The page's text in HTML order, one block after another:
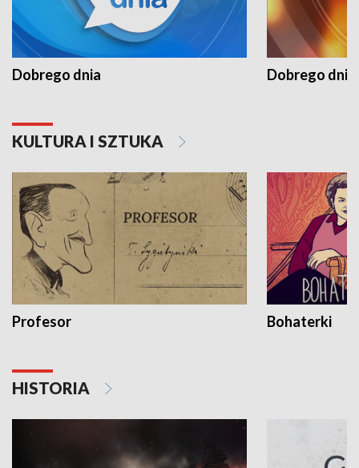
Dobrego dnia Dobrego dnia
KULTURA I SZTUKA
Profesor Bohaterki
HISTORIA